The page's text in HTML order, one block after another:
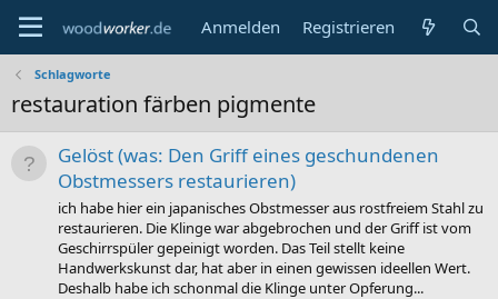
Anmelden Registrieren
Schlagworte
restauration färben pigmente
Gelöst (was: Den Griff eines geschundenen
Obstmessers restaurieren)
ich habe hier ein japanisches Obstmesser aus rostfreiem Stahl zu
restaurieren. Die Klinge war abgebrochen und der Griff ist vom
Geschirrspüler gepeinigt worden. Das Teil stellt keine
Handwerkskunst dar, hat aber in einen gewissen ideellen Wert.
Deshalb habe ich schonmal die Klinge unter Opferung...